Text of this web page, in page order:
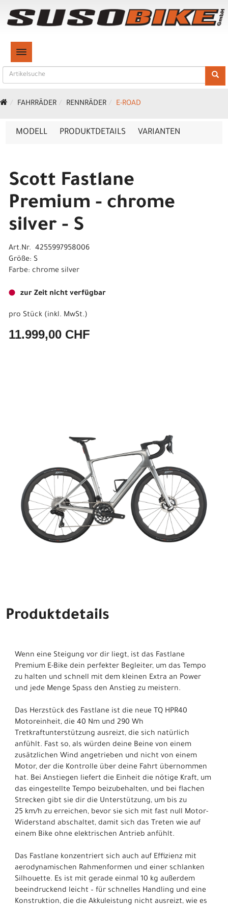
TOGGLE NAVIGATION
FAHRRÄDER RENNRÄDER E-ROAD
MODELL PRODUKTDETAILS VARIANTEN
Scott Fastlane
Premium - chrome
silver - S
Art.Nr. 4255997958006
Größe: S
Farbe: chrome silver
zur Zeit nicht verfügbar
pro Stück (inkl. MwSt.)
11.999,00 CHF
Produktdetails
Wenn eine Steigung vor dir liegt, ist das Fastlane
Premium E-Bike dein perfekter Begleiter, um das Tempo
zu halten und schnell mit dem kleinen Extra an Power
und jede Menge Spass den Anstieg zu meistern.
Das Herzstück des Fastlane ist die neue TQ HPR40
Motoreinheit, die 40 Nm und 290 Wh
Tretkraftunterstützung ausreizt, die sich natürlich
anfühlt. Fast so, als würden deine Beine von einem
zusätzlichen Wind angetrieben und nicht von einem
Motor, der die Kontrolle über deine Fahrt übernommen
hat. Bei Anstiegen liefert die Einheit die nötige Kraft, um
das eingestellte Tempo beizubehalten, und bei flachen
Strecken gibt sie dir die Unterstützung, um bis zu
25 km/h zu erreichen, bevor sie sich mit fast null Motor-
Widerstand abschaltet, damit sich das Treten wie auf
einem Bike ohne elektrischen Antrieb anfühlt.
Das Fastlane konzentriert sich auch auf Effizienz mit
aerodynamischen Rahmenformen und einer schlanken
Silhouette. Es ist mit gerade einmal 10 kg außerdem
beeindruckend leicht – für schnelles Handling und eine
Konstruktion, die die Akkuleistung nicht ausreizt, wie es